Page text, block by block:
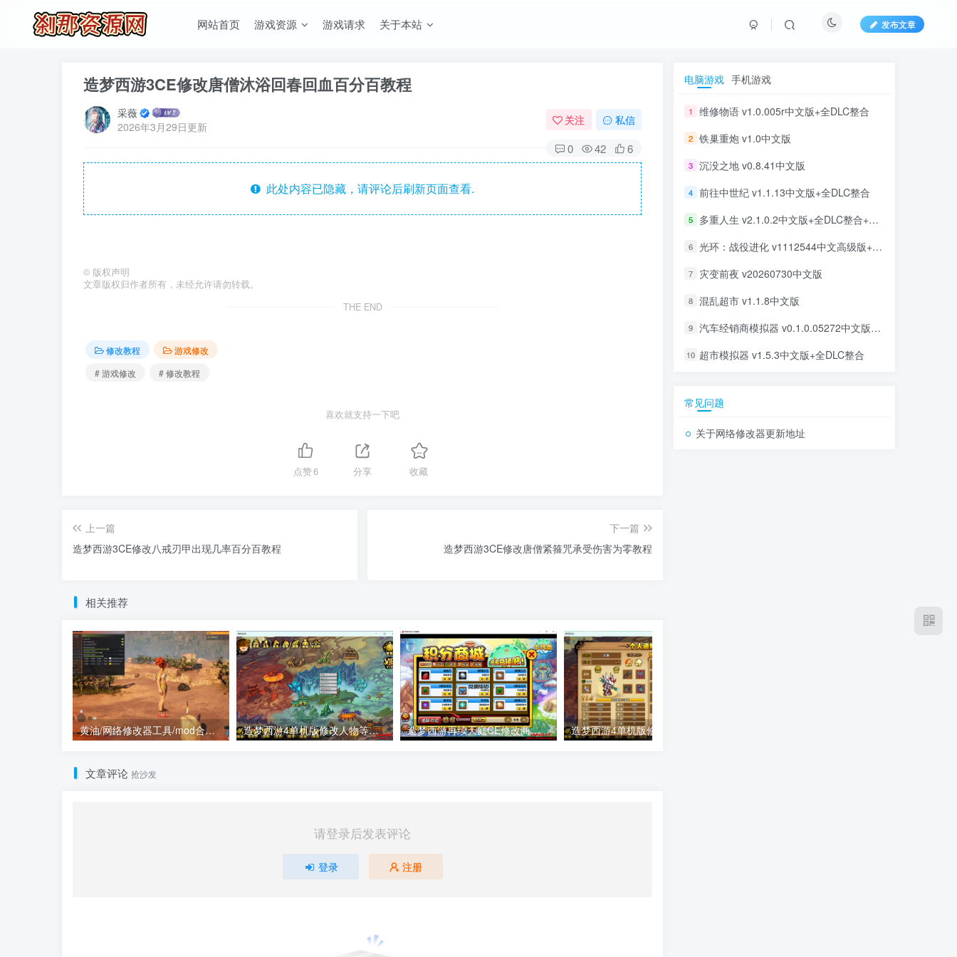
网站首页 游戏资源 游戏请求 关于本站 发布文章
造梦西游3CE修改唐僧沐浴回春回血百分百教程
采薇
2026年3月29日更新
关注 私信
0 42 6
此处内容已隐藏，请评论后刷新页面查看.
© 版权声明
文章版权归作者所有，未经允许请勿转载。
THE END
修改教程
游戏修改
# 游戏修改
# 修改教程
喜欢就支持一下吧
点赞6 分享 收藏
上一篇
造梦西游3CE修改八戒刃甲出现几率百分百教程
下一篇
造梦西游3CE修改唐僧紧箍咒承受伤害为零教程
相关推荐
黄油/网络修改器工具/mod合集（点进来查看） 造梦西游4单机版修改人物等级教程 造梦西游再续天庭CE修改商城积分教程
文章评论 抢沙发
请登录后发表评论
登录 注册
电脑游戏 手机游戏
1 维修物语 v1.0.005r中文版+全DLC整合
2 铁巢重炮 v1.0中文版
3 沉没之地 v0.8.41中文版
4 前往中世纪 v1.1.13中文版+全DLC整合
5 多重人生 v2.1.0.2中文版+全DLC整合+豪华版
6 光环：战役进化 v1112544中文高级版+全DLC整合
7 灾变前夜 v20260730中文版
8 混乱超市 v1.1.8中文版
9 汽车经销商模拟器 v0.1.0.05272中文版+全DLC整合
10 超市模拟器 v1.5.3中文版+全DLC整合
常见问题
关于网络修改器更新地址